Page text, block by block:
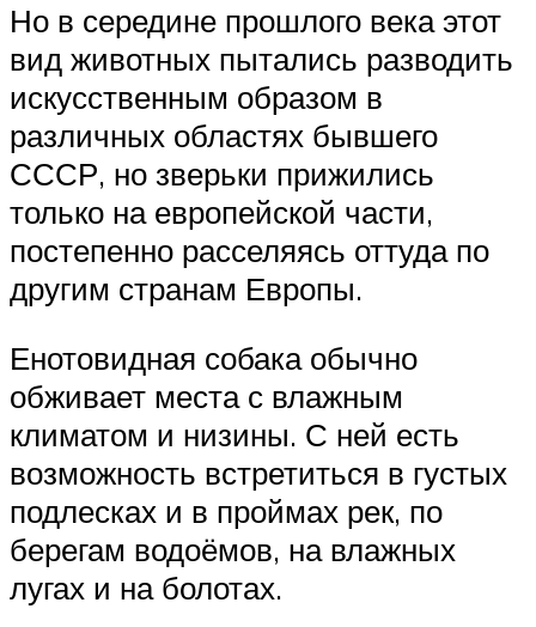
Но в середине прошлого века этот
вид животных пытались разводить
искусственным образом в
различных областях бывшего
СССР, но зверьки прижились
только на европейской части,
постепенно расселяясь оттуда по
другим странам Европы.
Енотовидная собака обычно
обживает места с влажным
климатом и низины. С ней есть
возможность встретиться в густых
подлесках и в проймах рек, по
берегам водоёмов, на влажных
лугах и на болотах.